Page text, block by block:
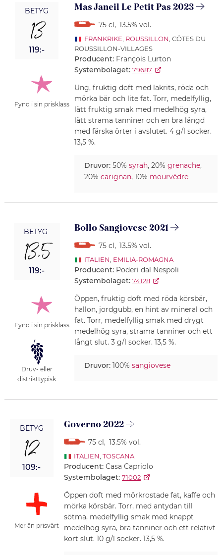
BETYG
13
119:-
Fynd i sin prisklass
Mas Janeil Le Petit Pas 2023
75 cl, 13.5% vol.
FRANKRIKE ROUSSILLON , CÔTES DU
ROUSSILLON-VILLAGES
Producent: François Lurton
Systembolaget: 79687
Ung, fruktig doft med lakrits, röda och
mörka bär och lite fat. Torr, medelfyllig,
lätt fruktig smak med medelhög syra,
lätt strama tanniner och en bra längd
med färska örter i avslutet. 4 g/l socker.
13,5 %.
Druvor:50% syrah, 20% grenache,
20% carignan, 10% mourvèdre
BETYG
13,5
119:-
Fynd i sin prisklass
Druv- eller
distrikttypisk
Bollo Sangiovese 2021
75 cl, 13.5% vol.
ITALIEN EMILIA-ROMAGNA
Producent: Poderi dal Nespoli
Systembolaget: 74128
Öppen, fruktig doft med röda körsbär,
hallon, jordgubb, en hint av mineral och
fat. Torr, medelfyllig smak med drygt
medelhög syra, strama tanniner och ett
långt slut. 3 g/l socker. 13,5 %.
Druvor:100% sangiovese
BETYG
12
109:-
Mer än prisvärt
Governo 2022
75 cl, 13.5% vol.
ITALIEN TOSCANA
Producent: Casa Capriolo
Systembolaget: 71002
Öppen doft med mörkrostade fat, kaffe och
mörka körsbär. Torr, med antydan till
sötma, medelfyllig smak med knappt
medelhög syra, bra tanniner och ett relativt
kort slut. 10 g/l socker. 13,5 %.